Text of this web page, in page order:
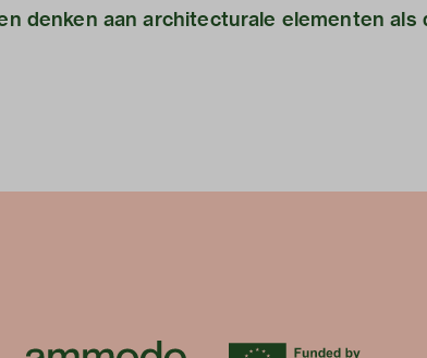
denken aan architecturale elementen als